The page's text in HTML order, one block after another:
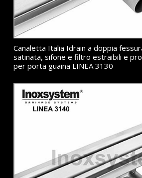
Canaletta Italia Idrain a doppia
satinata, sifone e filtro estraibili e
per porta guaina LINEA 3130